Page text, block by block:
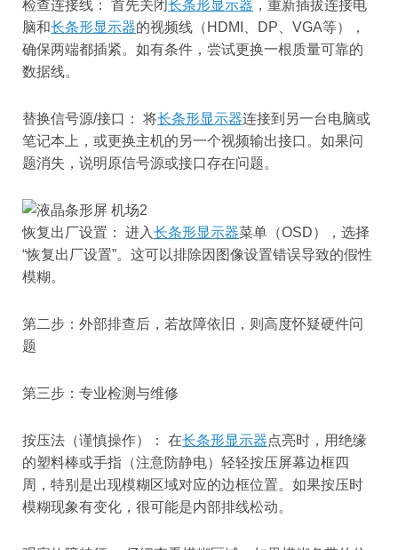
检查连接线： 首先关闭长条形显示器 ，重新插拔连接电
脑和长条形显示器的视频线（HDMI、DP、VGA等），
确保两端都插紧。如有条件，尝试更换一根质量可靠的
数据线。
替换信号源/接口： 将长条形显示器连接到另一台电脑或
笔记本上，或更换主机的另一个视频输出接口。如果问
题消失，说明原信号源或接口存在问题。
恢复出厂设置： 进入长条形显示器菜单（OSD），选择
“恢复出厂设置”。这可以排除因图像设置错误导致的假性
模糊。
第二步：外部排查后，若故障依旧，则高度怀疑硬件问
题
第三步：专业检测与维修
按压法（谨慎操作）： 在长条形显示器点亮时，用绝缘
的塑料棒或手指（注意防静电）轻轻按压屏幕边框四
周，特别是出现模糊区域对应的边框位置。如果按压时
模糊现象有变化，很可能是内部排线松动。